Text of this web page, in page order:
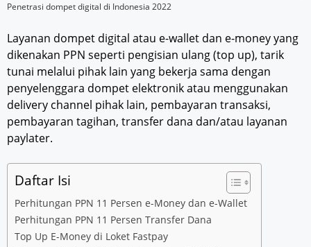
Penetrasi dompet digital di Indonesia 2022
Layanan dompet digital atau e-wallet dan e-money yang
dikenakan PPN seperti pengisian ulang (top up), tarik
tunai melalui pihak lain yang bekerja sama dengan
penyelenggara dompet elektronik atau menggunakan
delivery channel pihak lain, pembayaran transaksi,
pembayaran tagihan, transfer dana dan/atau layanan
paylater.
Daftar Isi
Perhitungan PPN 11 Persen e-Money dan e-Wallet
Perhitungan PPN 11 Persen Transfer Dana
Top Up E-Money di Loket Fastpay